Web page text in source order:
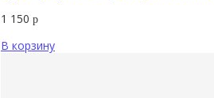
1 150 р
В корзину